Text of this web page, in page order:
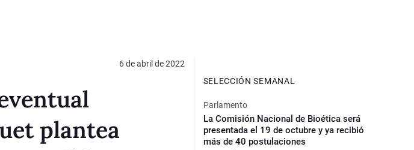
6 de abril de 2022
plantea
SELECCIÓN SEMANAL
Parlamento
La Comisión Nacional de Bioética será
presentada el 19 de octubre y ya recibió
más de 40 postulaciones